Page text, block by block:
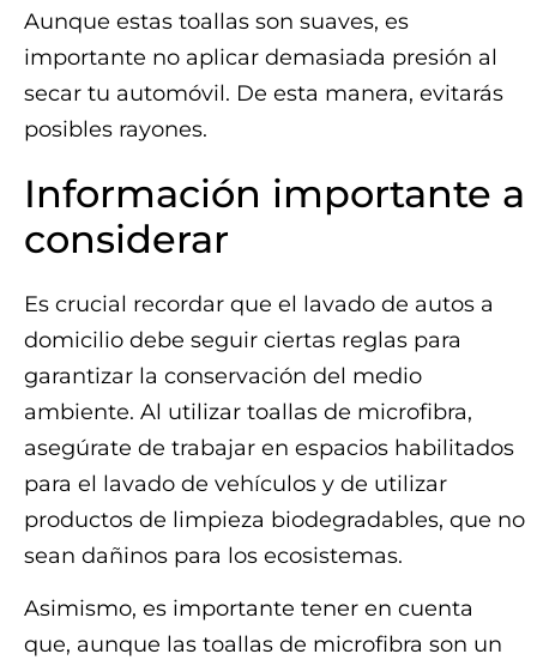
Aunque estas toallas son suaves, es
importante no aplicar demasiada presión al
secar tu automóvil. De esta manera, evitarás
posibles rayones.
Información importante a
considerar
Es crucial recordar que el lavado de autos a
domicilio debe seguir ciertas reglas para
garantizar la conservación del medio
ambiente. Al utilizar toallas de microfibra,
asegúrate de trabajar en espacios habilitados
para el lavado de vehículos y de utilizar
productos de limpieza biodegradables, que no
sean dañinos para los ecosistemas.
Asimismo, es importante tener en cuenta
que, aunque las toallas de microfibra son un